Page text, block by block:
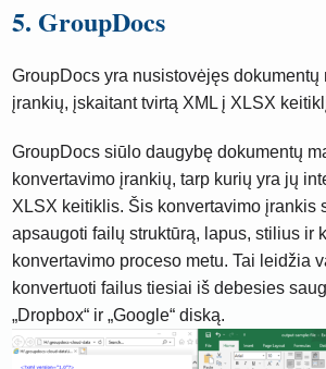
5. GroupDocs
GroupDocs yra nusistovėjęs
įrankių, įskaitant tvirtą XML į XLSX
GroupDocs siūlo daugybę dokumentų
konvertavimo įrankių, tarp kurių yra jų
XLSX keitiklis. Šis konvertavimo įrankis
apsaugoti failų struktūrą, lapus, stilius ir
konvertavimo proceso metu. Tai leidžia
konvertuoti failus tiesiai iš debesies
„Dropbox“ ir „Google“ diską.